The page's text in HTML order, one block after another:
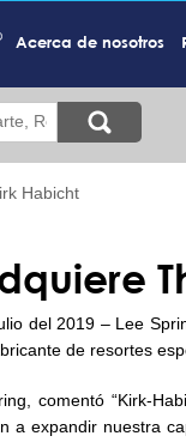
Acerca de nosotros
Habicht
del 2019 – Lee
de resortes
comentó “Kirk-
a expandir nuestra